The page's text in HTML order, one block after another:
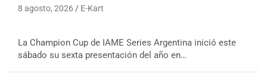
8 agosto, 2026 E-Kart
La Champion Cup de IAME Series Argentina inició este
sábado su sexta presentación del año en…